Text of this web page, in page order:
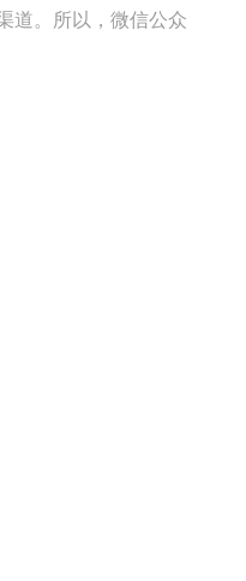
道。所以，微信公众